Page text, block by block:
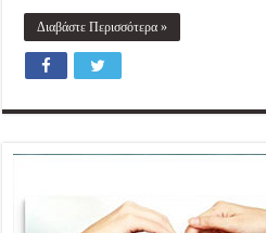
Διαβάστε Περισσότερα »